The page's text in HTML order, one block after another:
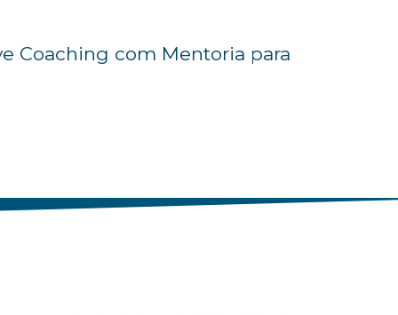
Coaching com Mentoria para